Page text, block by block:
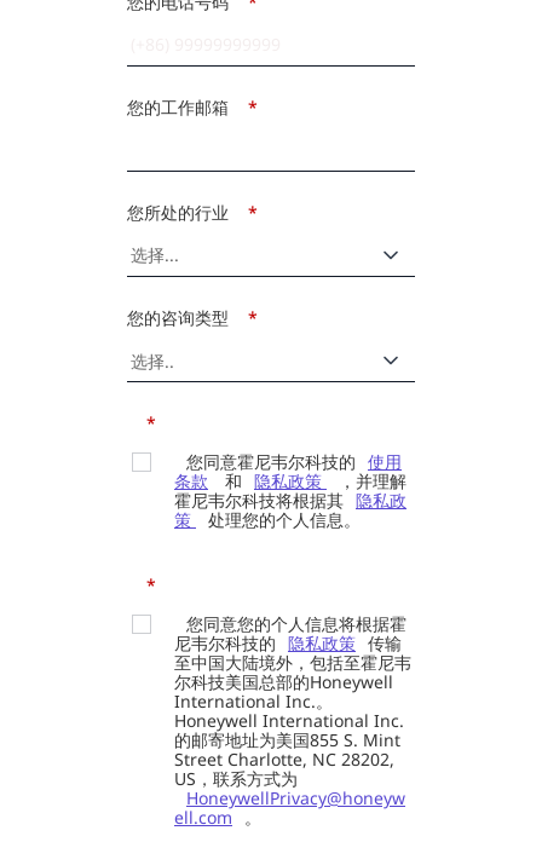
*
您的工作邮箱
*
您所处的行业
*
您的咨询类型
*
您同意霍尼韦尔科技的 使用
条款
和 隐私政策
，并理解
霍尼韦尔科技将根据其 隐私政
策
处理您的个人信息。
*
您同意您的个人信息将根据霍
尼韦尔科技的 隐私政策 传输
至中国大陆境外，包括至霍尼韦
尔科技美国总部的Honeywell
International Inc.。
Honeywell International Inc.
的邮寄地址为美国855 S. Mint
Street Charlotte, NC 28202,
US，联系方式为
HoneywellPrivacy@honeyw
ell.com
。